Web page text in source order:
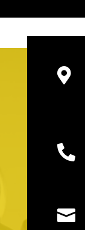


